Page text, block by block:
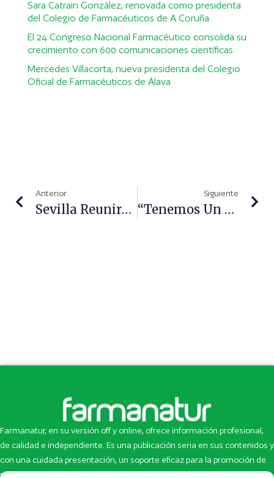
Sara Catrain González, renovada como presidenta
del Colegio de Farmacéuticos de A Coruña
El 24 Congreso Nacional Farmacéutico consolida su
crecimiento con 600 comunicaciones científicas
Mercedes Villacorta, nueva presidenta del Colegio
Oficial de Farmacéuticos de Álava
Anterior
Sevilla Reunirá A Más De 5.000 Farmacéuticos De Todo El Mundo En Septiembre
Siguiente
“Tenemos Un Sistema Sanitario Hospitalocéntrico”, Vicente J. Baixauli Fernández, Presidente De Sefac
Farmanatur, en su versión off y online, ofrece información profesional,
de calidad e independiente. Es una publicación seria en sus contenidos y
con una cuidada presentación, un soporte eficaz para la promoción de
productos y novedades.